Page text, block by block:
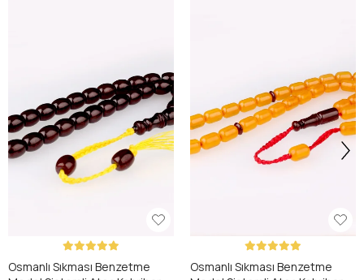
Osmanlı Sıkması Benzetme
Osmanlı Sıkması Benzetme